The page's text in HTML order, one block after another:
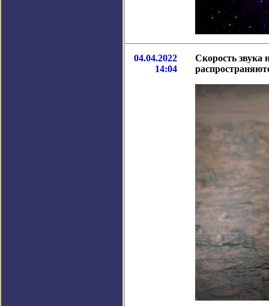
04.04.2022
14:04
Скорость звука